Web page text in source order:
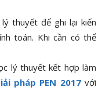
thuyết để ghi lại kiến
toán. Khi cần có thể
lý thuyết kết hợp làm
pháp PEN 2017với